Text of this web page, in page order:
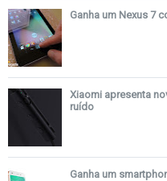
Ganha um Nexus 7
Xiaomi apresenta
ruído
Ganha um